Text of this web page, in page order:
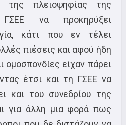
της πλειοψηφίας της
να προκηρύξει
κάτι που εν τέλει
πιέσεις και αφού ήδη
ομοσπονδίες είχαν πάρει
έτσι και τη ΓΣΕΕ να
και του συνεδρίου της
για άλλη μια φορά πως